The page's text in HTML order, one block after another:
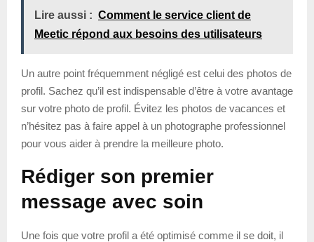
Lire aussi : Comment le service client de
Meetic répond aux besoins des utilisateurs
Un autre point fréquemment négligé est celui des photos de
profil. Sachez qu’il est indispensable d’être à votre avantage
sur votre photo de profil. Évitez les photos de vacances et
n’hésitez pas à faire appel à un photographe professionnel
pour vous aider à prendre la meilleure photo.
Rédiger son premier
message avec soin
Une fois que votre profil a été optimisé comme il se doit, il